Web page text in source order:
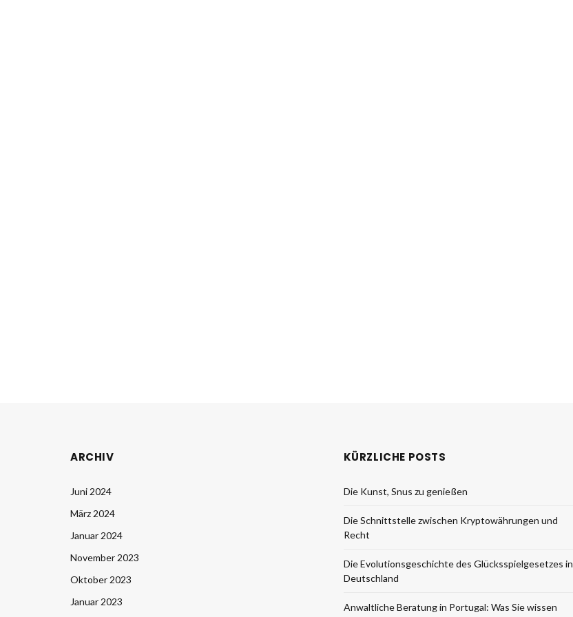
ARCHIV
Juni 2024
März 2024
Januar 2024
November 2023
Oktober 2023
Januar 2023
KÜRZLICHE POSTS
Die Kunst, Snus zu genießen
Die Schnittstelle zwischen Kryptowährungen und
Recht
Die Evolutionsgeschichte des Glücksspielgesetzes in
Deutschland
Anwaltliche Beratung in Portugal: Was Sie wissen